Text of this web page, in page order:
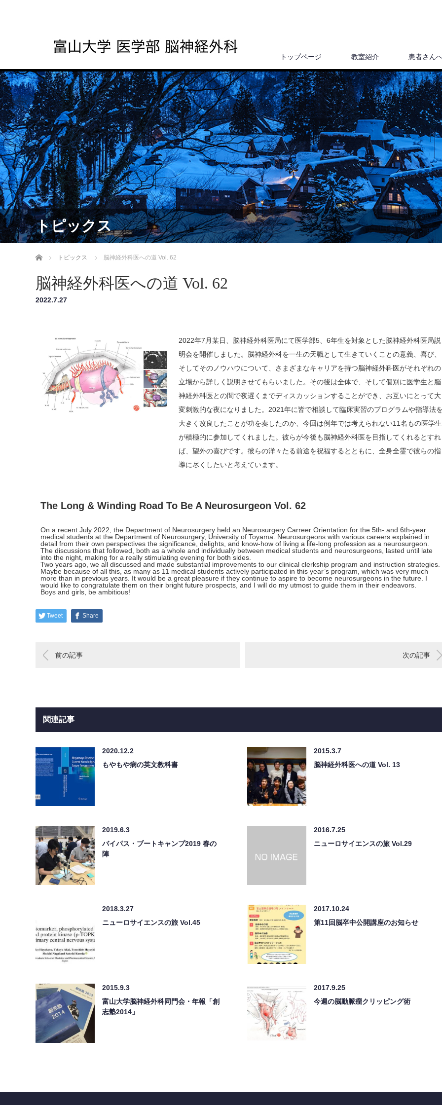
トップページ 教室紹介 患者さん
トピックス
ホーム トピックス 脳神経外科医への道 Vol. 62
脳神経外科医への道 Vol. 62
2022.7.27
2022年7月某日、脳神経外科医局にて医学部5、6年生を対象とした脳神経外科医局説
明会を開催しました。脳神経外科を一生の天職として生きていくことの意義、喜び、
そしてそのノウハウについて、さまざまなキャリアを持つ脳神経外科医がそれぞれの
立場から詳しく説明させてもらいました。その後は全体で、そして個別に医学生と脳
神経外科医との間で夜遅くまでディスカッションすることができ、お互いにとって大
変刺激的な夜になりました。2021年に皆で相談して臨床実習のプログラムや指導法
大きく改良したことが功を奏したのか、今回は例年では考えられない11名もの医学生
が積極的に参加してくれました。彼らが今後も脳神経外科医を目指してくれるとすれ
ば、望外の喜びです。彼らの洋々たる前途を祝福するとともに、全身全霊で彼らの指
導に尽くしたいと考えています。
The Long & Winding Road To Be A Neurosurgeon Vol. 62
On a recent July 2022, the Department of Neurosurgery held an Neurosurgery Carreer Orientation for the 5th- and 6th-year
medical students at the Department of Neurosurgery, University of Toyama. Neurosurgeons with various careers explained in
detail from their own perspectives the significance, delights, and know-how of living a life-long profession as a neurosurgeon.
The discussions that followed, both as a whole and individually between medical students and neurosurgeons, lasted until late
into the night, making for a really stimulating evening for both sides.
Two years ago, we all discussed and made substantial improvements to our clinical clerkship program and instruction strategies.
Maybe because of all this, as many as 11 medical students actively participated in this year’s program, which was very much
more than in previous years. It would be a great pleasure if they continue to aspire to become neurosurgeons in the future. I
would like to congratulate them on their bright future prospects, and I will do my utmost to guide them in their endeavors.
Boys and girls, be ambitious!
Tweet Share
前の記事 次の記事
関連記事
2020.12.2
もやもや病の英文教科書
2015.3.7
脳神経外科医への道 Vol. 13
2019.6.3
バイパス・ブートキャンプ2019 春の
陣
2016.7.25
ニューロサイエンスの旅 Vol.29
2018.3.27
ニューロサイエンスの旅 Vol.45
2017.10.24
第11回脳卒中公開講座のお知らせ
2015.9.3
富山大学脳神経外科同門会・年報「創
志塾2014」
2017.9.25
今週の脳動脈瘤クリッピング術